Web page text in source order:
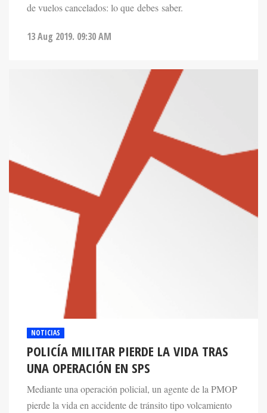
de vuelos cancelados: lo que debes saber.
13 Aug 2019. 09:30 AM
NOTICIAS
POLICÍA MILITAR PIERDE LA VIDA TRAS
UNA OPERACIÓN EN SPS
Mediante una operación policial, un agente de la PMOP
pierde la vida en accidente de tránsito tipo volcamiento